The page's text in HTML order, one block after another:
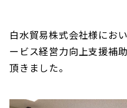
白水貿易株式会社様にお
ービス経営力向上支援補
頂きました。